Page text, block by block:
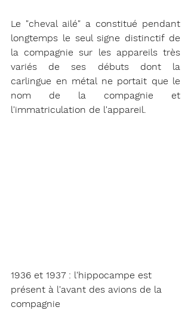
Le "cheval ailé" a constitué pendant
longtemps le seul signe distinctif de
la compagnie sur les appareils très
variés de ses débuts dont la
carlingue en métal ne portait que le
nom de la compagnie et
l'immatriculation de l'appareil.
1936 et 1937 : l'hippocampe est
présent à l'avant des avions de la
compagnie